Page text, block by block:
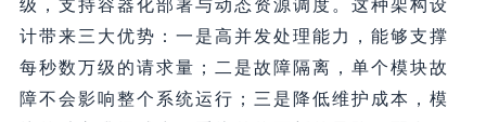
级，支持容器化部署与动态资源调度。这种架构设
计带来三大优势：一是高并发处理能力，能够支撑
每秒数万级的请求量；二是故障隔离，单个模块故
障不会影响整个系统运行；三是降低维护成本，模